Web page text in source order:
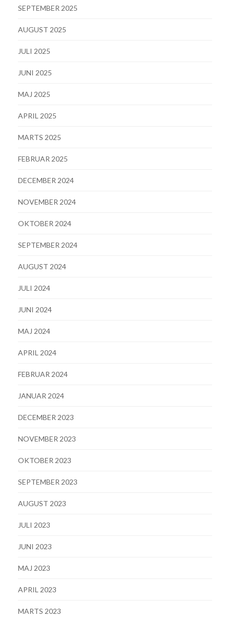
SEPTEMBER 2025
AUGUST 2025
JULI 2025
JUNI 2025
MAJ 2025
APRIL 2025
MARTS 2025
FEBRUAR 2025
DECEMBER 2024
NOVEMBER 2024
OKTOBER 2024
SEPTEMBER 2024
AUGUST 2024
JULI 2024
JUNI 2024
MAJ 2024
APRIL 2024
FEBRUAR 2024
JANUAR 2024
DECEMBER 2023
NOVEMBER 2023
OKTOBER 2023
SEPTEMBER 2023
AUGUST 2023
JULI 2023
JUNI 2023
MAJ 2023
APRIL 2023
MARTS 2023